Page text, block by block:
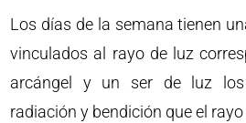
Los días de la semana tienen
vinculados al rayo de luz
arcángel y un ser de luz
radiación y bendición que el